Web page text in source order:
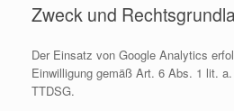
Zweck und
Der Einsatz von Google Analytics
Einwilligung gemäß Art. 6 Abs. 1 lit.
TTDSG.